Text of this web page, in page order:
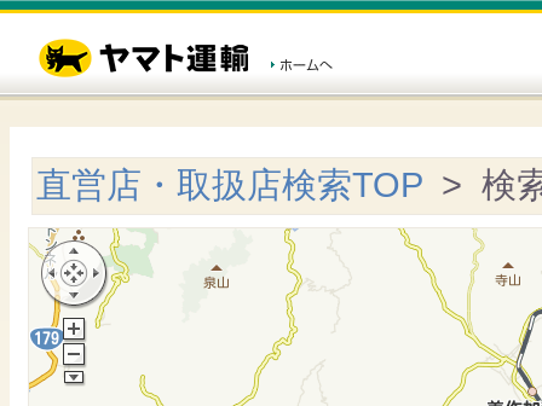
直営店・取扱店検索TOP > 検